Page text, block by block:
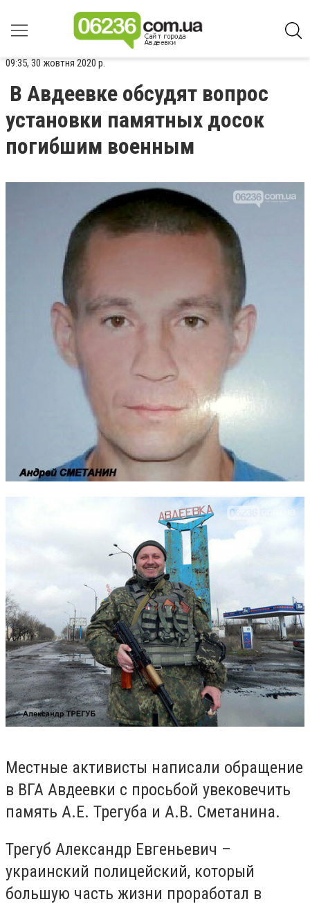
09:35, 30 жовтня 2020 р.
В Авдеевке обсудят вопрос
установки памятных досок
погибшим военным
Местные активисты написали обращение
в ВГА Авдеевки с просьбой увековечить
память А.Е. Трегуба и А.В. Сметанина.
Трегуб Александр Евгеньевич –
украинский полицейский, который
большую часть жизни проработал в